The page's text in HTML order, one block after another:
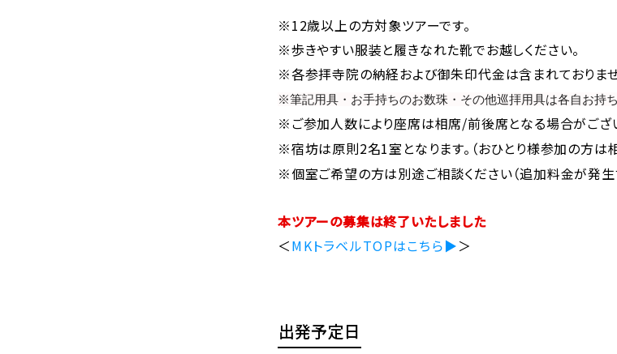
※12歳以上の方対象ツアーです。
※歩きやすい服装と履きなれた靴でお越しください。
※各参拝寺院の納経および御朱印代金は含まれておりませ
※筆記用具・お手持ちのお数珠・その他巡拝用具は各自お持ち
※ご参加人数により座席は相席/前後席となる場合がござ
※宿坊は原則2名1室となります。（おひとり様参加の方は
※個室ご希望の方は別途ご相談ください（追加料金が発生
本ツアーの募集は終了いたしました
＜MKトラベルTOPはこちら▶＞
出発予定日